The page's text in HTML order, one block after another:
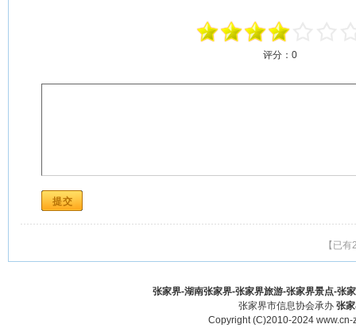
评分： 0
【已
张家界-湖南张家界-张家界旅游-张家界景点-张
张家界市信息协会承办 张
Copyright (C)2010-2024